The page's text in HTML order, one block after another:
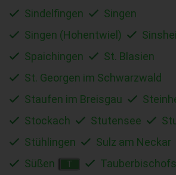
Sindelfingen
Singen
Singen (Hohentwiel)
Spaichingen
St. Blasien
St. Georgen im Schwarzwald
Staufen im Breisgau
Stockach
Stutensee
Stühlingen
Sulz am Neckar
Süßen
T